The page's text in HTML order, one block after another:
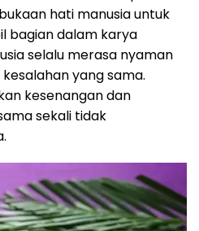
hati manusia untuk
bagian dalam karya
selalu merasa nyaman
yang sama.
kesenangan dan
sekali tidak